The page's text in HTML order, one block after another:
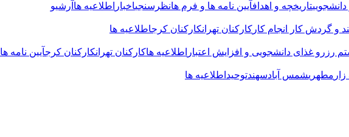
تاریخچه و اهدافآیین نامه ها و فرم هانظرسنجیاخبار اطلاعیه ها آرشیو
و گردش کار انجام کار کارکنان تهرانکارکنان کرجاطلاعیه ها
رزرو غذای دانشجویی و افزایش اعتبار اطلاعیه هاکارکنان تهرانکارکنان کرجآیین نامه ها
زار مطهریشمس آبادسهندتوحید اطلاعیه ها